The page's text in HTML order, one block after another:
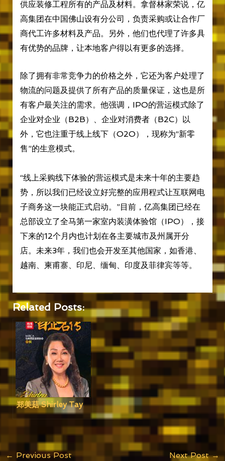
供应装修工程所有的产品及材料。拿督林家荣说，亿
高集团在中国佛山设有分公司，负责采购或让合作厂
商代工许多材料及产品。另外，他们也代理了许多具
有优势的品牌，让本地客户得以有更多的选择。
除了拥有非常竞争力的价格之外，它还为客户处理了
物流的问题及提供了所有产品的质量保证，这也是所
有客户最关注的需求。他强调，IPO的营运模式除了
企业对企业（B2B）、企业对消费者（B2C）以
外，它也注重于线上线下（O2O），现称为“新零
售”的生意模式。
“线上采购线下体验的营运模式是未来十年的主要趋
势，所以我们已经设立好完整的应用程式让互联网电
子商务这一块能正式启动。”目前，亿高集团已经在
总部设立了全马第一家室内装潢体验馆（IPO），接
下来的12个月内也计划在各主要城市及州属开分
店。未来3年，我们也会开发至其他国家，如香港、
越南、柬甫寨、印尼、缅甸、印度及菲律宾等等。
Related Posts:
郑美菇 Shirley Tay
← Previous Post Next Post→